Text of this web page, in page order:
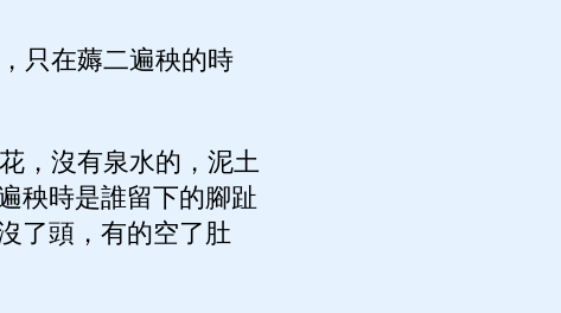
只在薅二遍秧的時
，沒有泉水的，泥土
秧時是誰留下的腳趾
了頭，有的空了肚